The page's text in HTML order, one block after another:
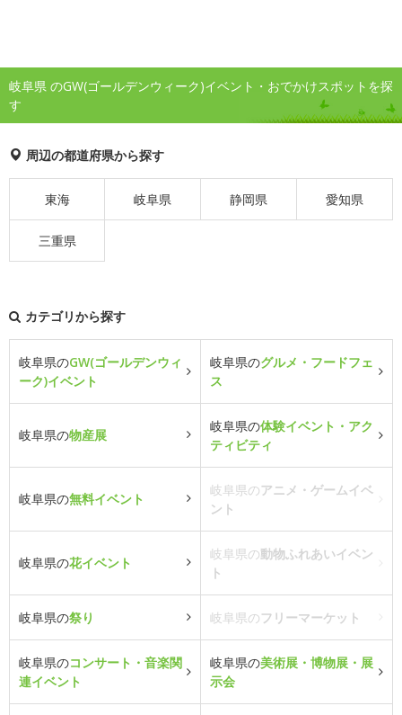
岐阜県 のGW(ゴールデンウィーク)イベント・おでかけスポットを探
す
周辺の都道府県から探す
東海 岐阜県 静岡県 愛知県
三重県
カテゴリから探す
岐阜県のGW(ゴールデンウィ
ーク)イベント
岐阜県のグルメ・フードフェ
ス
岐阜県の物産展
岐阜県の体験イベント・アク
ティビティ
岐阜県の無料イベント
岐阜県のアニメ・ゲームイベ
ント
岐阜県の花イベント
岐阜県の動物ふれあいイベン
ト
岐阜県の祭り 岐阜県のフリーマーケット
岐阜県のコンサート・音楽関
連イベント
岐阜県の美術展・博物展・展
示会